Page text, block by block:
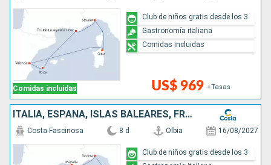
Comidas incluidas US$ 969 +Tasas
Club de niños gratis desde los 3
Gastronomía italiana
Comidas incluidas
ITALIA, ESPAÑA, ISLAS BALEARES, FRANCIA
Costa Fascinosa 8 d Olbia 16/08/2027
Club de niños gratis desde los 3